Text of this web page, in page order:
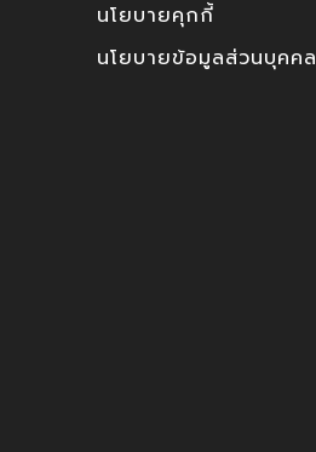
นโยบายคุกกี้
นโยบายข้อมูลส่วนบุคคล